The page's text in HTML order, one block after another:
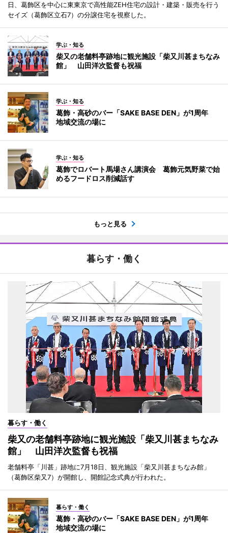
日、葛飾区を中心に東東京で高性能ZEH住宅の設計・建築・販売を行う
セイズ（葛飾区立石7）の分譲住宅を視察した。
学ぶ・知る
柴又の老舗料亭跡地に観光施設「柴又川甚まちなみ
館」 山田洋次監督も祝福
学ぶ・知る
葛飾・高砂のバー「SAKE BASE DEN」が1周年
地域交流の場に
学ぶ・知る
葛飾でロバート馬場さん講演会 葛飾元気野菜で始
めるフードロス削減話す
もっと見る
暮らす・働く
暮らす・働く
柴又の老舗料亭跡地に観光施設「柴又川甚まちなみ
館」 山田洋次監督も祝福
老舗料亭「川甚」跡地に7月18日、観光施設「柴又川甚まちなみ館」
（葛飾区柴又7）が開館し、開館記念式典が行われた。
暮らす・働く
葛飾・高砂のバー「SAKE BASE DEN」が1周年
地域交流の場に